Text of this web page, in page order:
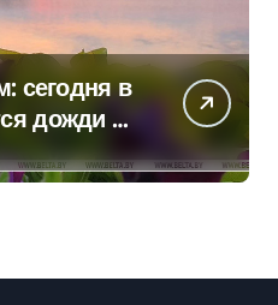
сегодня в
дожди и